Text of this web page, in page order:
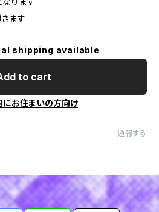
ます
shipping available
to cart
にお住まいの方向け
通報する